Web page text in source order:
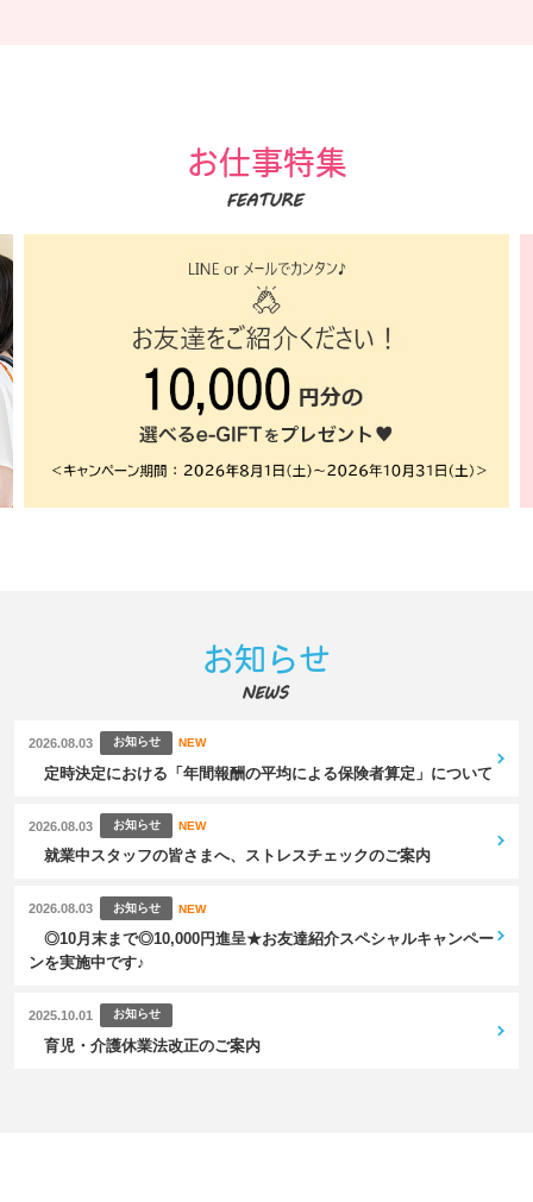
お仕事特集
お知らせ
2026.08.03 お知らせ NEW
定時決定における「年間報酬の平均による保険者算定」について
2026.08.03 お知らせ NEW
就業中スタッフの皆さまへ、ストレスチェックのご案内
2026.08.03 お知らせ NEW
◎10月末まで◎10,000円進呈★お友達紹介スペシャルキャンペー
ンを実施中です♪
2025.10.01 お知らせ
育児・介護休業法改正のご案内